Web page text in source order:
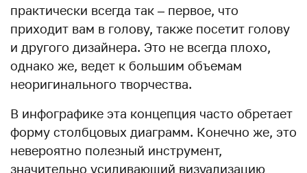
практически всегда так – первое, что
приходит вам в голову, также посетит голову
и другого дизайнера. Это не всегда плохо,
однако же, ведет к большим объемам
неоригинального творчества.
В инфографике эта концепция часто обретает
форму столбцовых диаграмм. Конечно же, это
невероятно полезный инструмент,
значительно усиливающий визуализацию